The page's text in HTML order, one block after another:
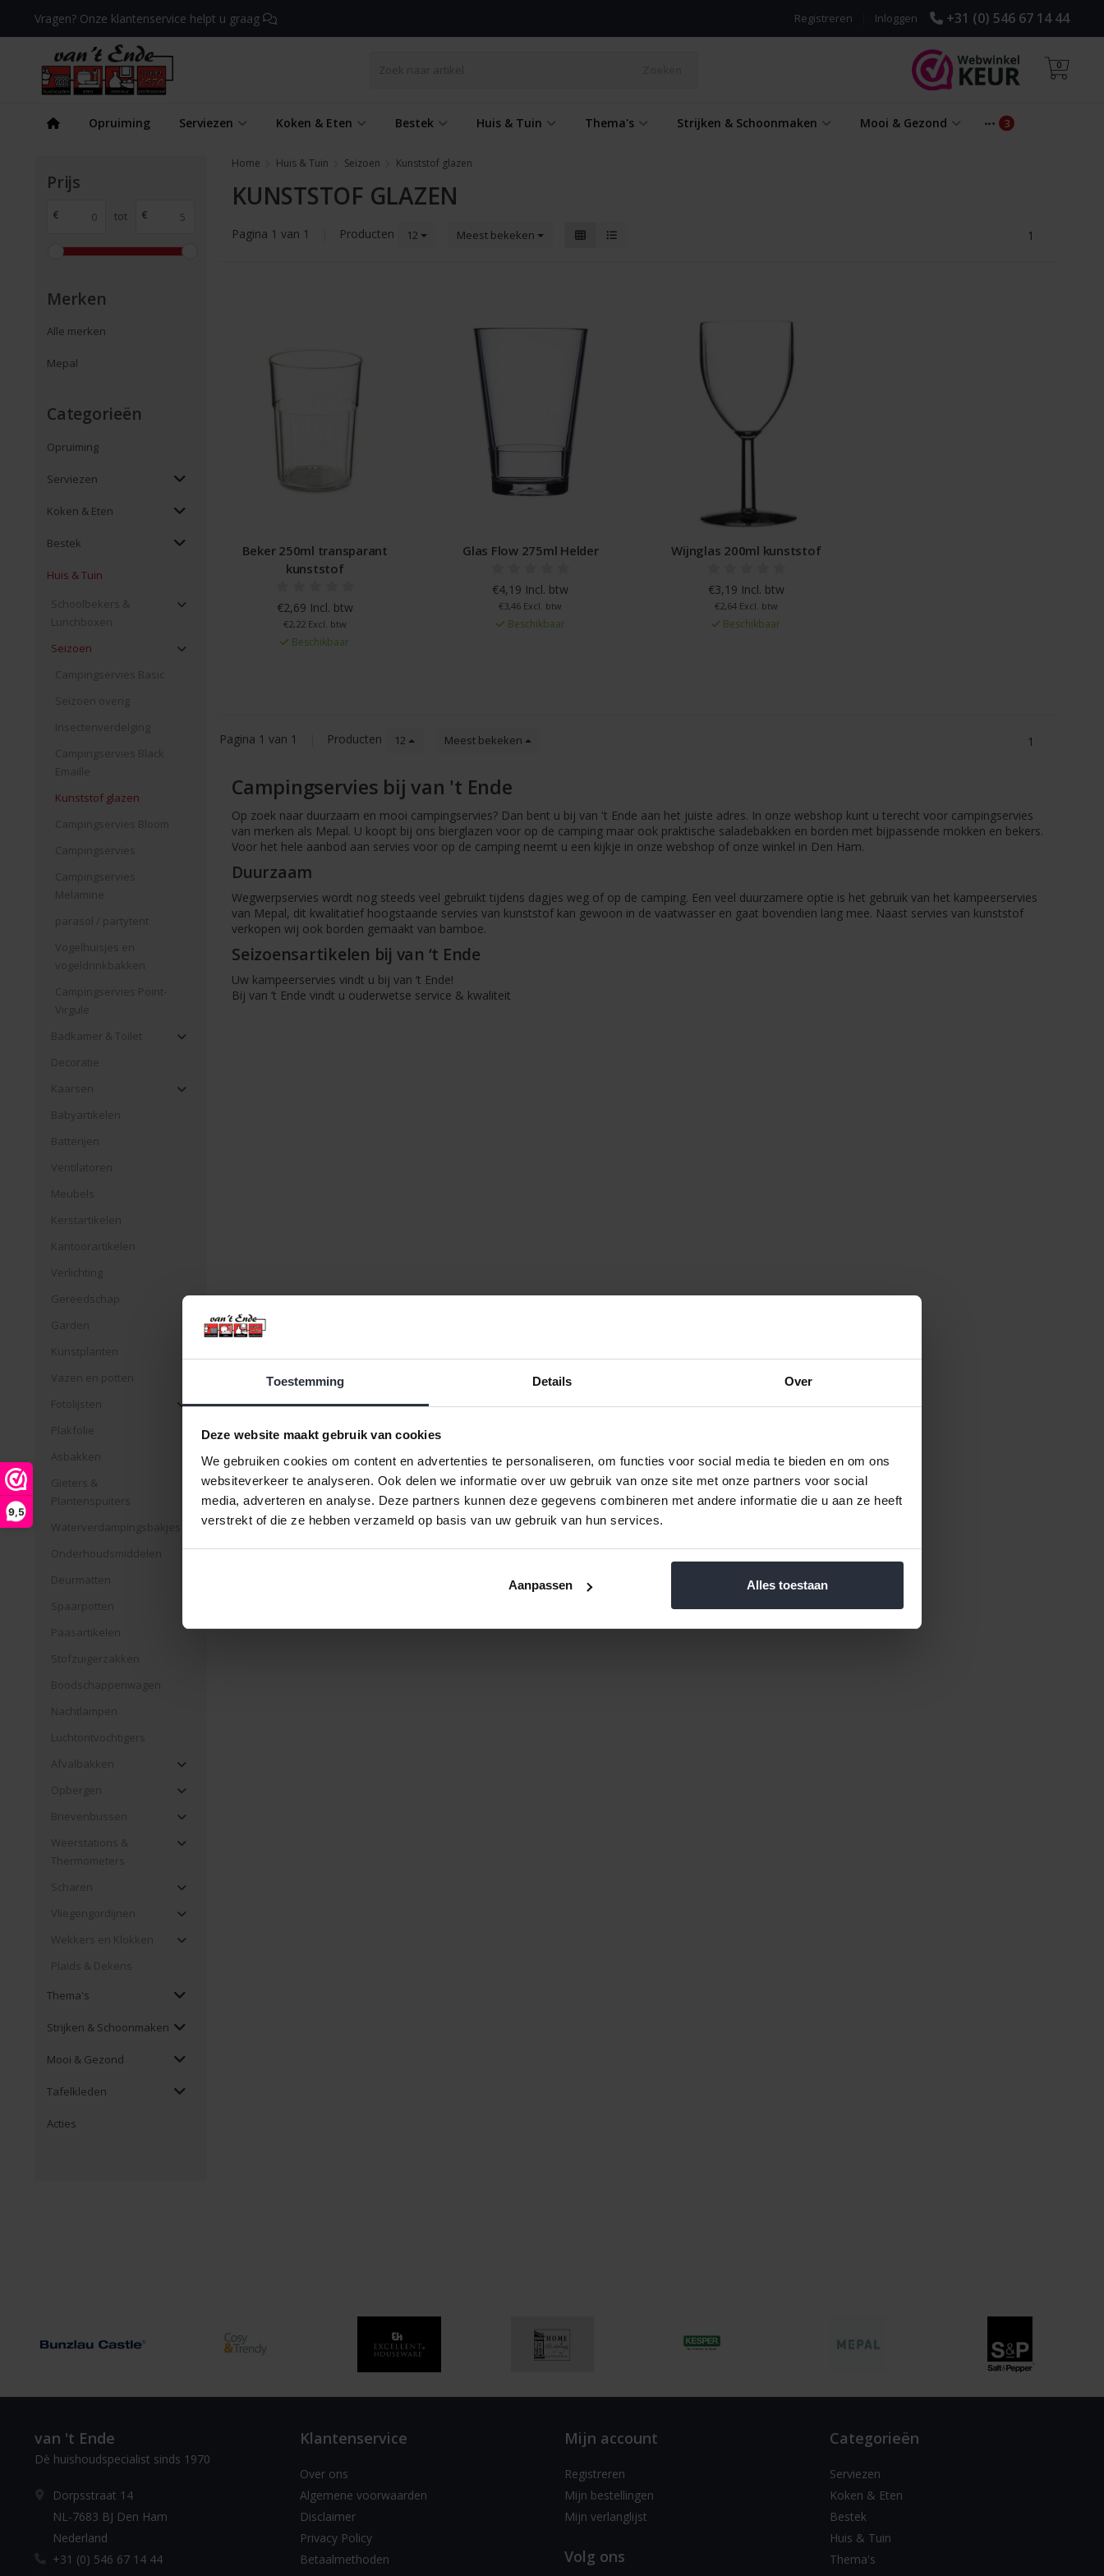
Toestemming Details Over
Deze website maakt gebruik van cookies
We gebruiken cookies om content en advertenties te personaliseren, om functies voor social media te bieden en om ons
websiteverkeer te analyseren. Ook delen we informatie over uw gebruik van onze site met onze partners voor social
media, adverteren en analyse. Deze partners kunnen deze gegevens combineren met andere informatie die u aan ze heeft
verstrekt of die ze hebben verzameld op basis van uw gebruik van hun services.
Aanpassen Alles toestaan
9,5
Vragen? Onze klantenservice helpt u graag +31 (0) 546 67 14 44
Inloggen
Registreren
0
Opruiming Serviezen Koken & Eten Bestek Huis & Tuin Thema's Strijken & Schoonmaken Mooi & Gezond
Prijs
€ tot €
Merken
Alle merken
Mepal
Categorieën
Opruiming
Serviezen
Koken & Eten
Bestek
Huis & Tuin
Schoolbekers &
Lunchboxen
Seizoen
Campingservies Basic
Seizoen overig
Insectenverdelging
Campingservies Black
Emaille
Kunststof glazen
Campingservies Bloom
Campingservies
Campingservies
Melamine
parasol / partytent
Vogelhuisjes en
vogeldrinkbakken
Campingservies Point-
Virgule
Badkamer & Toilet
Decoratie
Kaarsen
Babyartikelen
Batterijen
Ventilatoren
Meubels
Kerstartikelen
Kantoorartikelen
Verlichting
Gereedschap
Garden
Kunstplanten
Vazen en potten
Fotolijsten
Plakfolie
Asbakken
Gieters &
Plantenspuiters
Waterverdampingsbakjes
Onderhoudsmiddelen
Deurmatten
Spaarpotten
Paasartikelen
Stofzuigerzakken
Boodschappenwagen
Nachtlampen
Luchtontvochtigers
Afvalbakken
Opbergen
Brievenbussen
Weerstations &
Thermometers
Scharen
Vliegengordijnen
Wekkers en Klokken
Plaids & Dekens
Thema's
Strijken & Schoonmaken
Mooi & Gezond
Tafelkleden
Acties
Home Huis & Tuin Seizoen Kunststof glazen
KUNSTSTOF GLAZEN
Pagina 1 van 1 Producten 12 Meest bekeken 1
Beker 250ml transparant
kunststof
€2,69 Incl. btw
€2,22 Excl. btw
Beschikbaar
Glas Flow 275ml Helder
€4,19 Incl. btw
€3,46 Excl. btw
Beschikbaar
Wijnglas 200ml kunststof
€3,19 Incl. btw
€2,64 Excl. btw
Beschikbaar
Pagina 1 van 1 Producten 12 Meest bekeken 1
Campingservies bij van 't Ende
Op zoek naar duurzaam en mooi campingservies? Dan bent u bij van 't Ende aan het juiste adres. In onze webshop kunt u terecht voor campingservies
van merken als Mepal. U koopt bij ons bierglazen voor op de camping maar ook praktische saladebakken en borden met bijpassende mokken en bekers.
Voor het hele aanbod aan servies voor op de camping neemt u een kijkje in onze webshop of onze winkel in Den Ham.
Duurzaam
Wegwerpservies wordt nog steeds veel gebruikt tijdens dagjes weg of op de camping. Een veel duurzamere optie is het gebruik van het kampeerservies
van Mepal, dit kwalitatief hoogstaande servies van kunststof kan gewoon in de vaatwasser en gaat bovendien lang mee. Naast servies van kunststof
verkopen wij ook borden gemaakt van bamboe.
Seizoensartikelen bij van ‘t Ende
Uw kampeerservies vindt u bij van ’t Ende!
Bij van ’t Ende vindt u ouderwetse service & kwaliteit
van 't Ende
Dè huishoudspecialist sinds 1970
Dorpsstraat 14
NL-7683 BJ Den Ham
Nederland
+31 (0) 546 67 14 44
Klantenservice
Over ons
Algemene voorwaarden
Disclaimer
Privacy Policy
Betaalmethoden
Mijn account
Registreren
Mijn bestellingen
Mijn verlanglijst
Volg ons
Categorieën
Serviezen
Koken & Eten
Bestek
Huis & Tuin
Thema's